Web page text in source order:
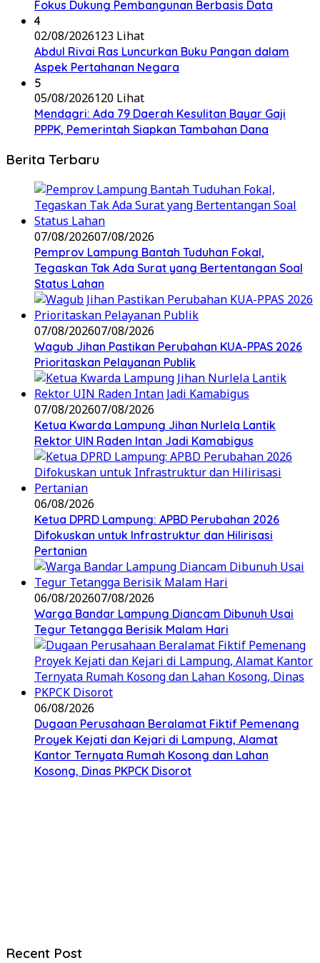
Fokus Dukung Pembangunan Berbasis Data
4
02/08/2026123 Lihat
Abdul Rivai Ras Luncurkan Buku Pangan dalam
Aspek Pertahanan Negara
5
05/08/2026120 Lihat
Mendagri: Ada 79 Daerah Kesulitan Bayar Gaji
PPPK, Pemerintah Siapkan Tambahan Dana
Berita Terbaru
07/08/202607/08/2026
Pemprov Lampung Bantah Tuduhan Fokal,
Tegaskan Tak Ada Surat yang Bertentangan Soal
Status Lahan
07/08/202607/08/2026
Wagub Jihan Pastikan Perubahan KUA-PPAS 2026
Prioritaskan Pelayanan Publik
07/08/202607/08/2026
Ketua Kwarda Lampung Jihan Nurlela Lantik
Rektor UIN Raden Intan Jadi Kamabigus
06/08/2026
Ketua DPRD Lampung: APBD Perubahan 2026
Difokuskan untuk Infrastruktur dan Hilirisasi
Pertanian
06/08/202607/08/2026
Warga Bandar Lampung Diancam Dibunuh Usai
Tegur Tetangga Berisik Malam Hari
06/08/2026
Dugaan Perusahaan Beralamat Fiktif Pemenang
Proyek Kejati dan Kejari di Lampung, Alamat
Kantor Ternyata Rumah Kosong dan Lahan
Kosong, Dinas PKPCK Disorot
Recent Post